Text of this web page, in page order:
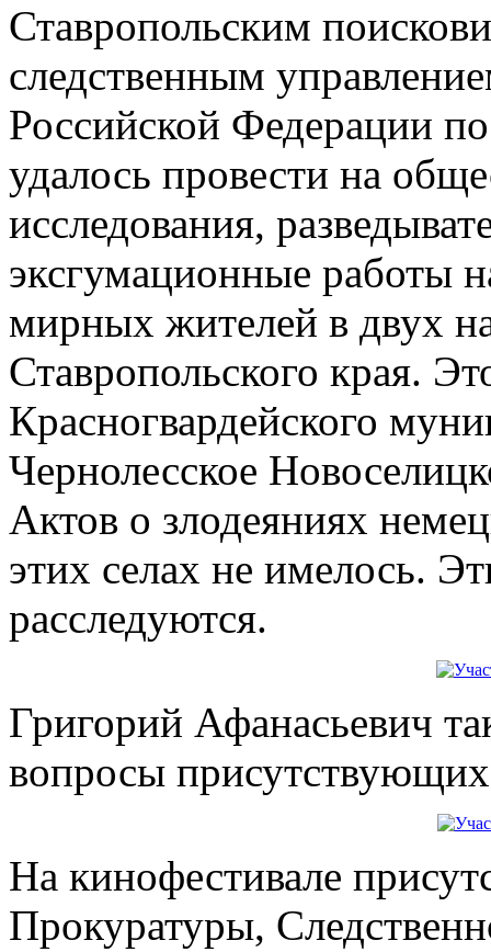
Ставропольским
следственным
Российской Федерации
удалось провести на
исследования,
эксгумационные работы
мирных жителей в двух
Ставропольского края.
Красногвардейского
Чернолесское
Актов о злодеяниях
этих селах не имелось.
расследуются.
Григорий Афанасьевич
вопросы
На кинофестивале
Прокуратуры,